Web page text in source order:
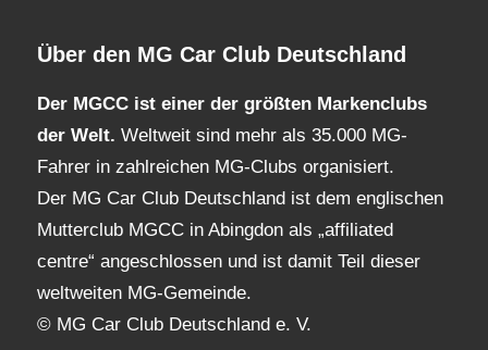
Über den MG Car Club Deutschland
Der MGCC ist einer der größten Markenclubs
der Welt. Weltweit sind mehr als 35.000 MG-
Fahrer in zahlreichen MG-Clubs organisiert.
Der MG Car Club Deutschland ist dem englischen
Mutterclub MGCC in Abingdon als „affiliated
centre“ angeschlossen und ist damit Teil dieser
weltweiten MG-Gemeinde.
© MG Car Club Deutschland e. V.